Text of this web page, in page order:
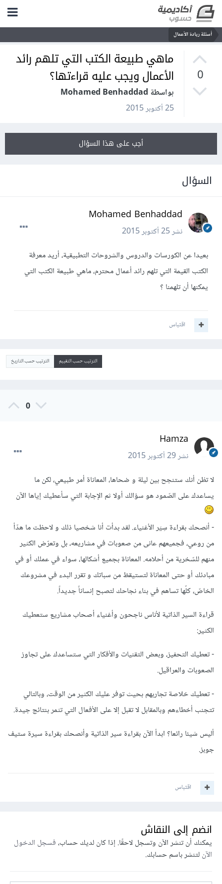
أسئلة ريادة الأعمال
0
ماهي طبيعة الكتب التي تلهم رائد
الأعمال ويجب عليه قراءتها؟
بواسطة Mohamed Benhaddad
25 أكتوبر 2015
أجب على هذا السؤال
السؤال
Mohamed Benhaddad
نشر25 أكتوبر 2015
بعيدا عن الكورسات والدروس والشروحات التطبيقية، أريد معرفة
الكتب القيمة التي تلهم رائد أعمال محترم، ماهي طبيعة الكتب التي
يمكنها أن تلهمنا ؟
اقتباس
الترتيب حسب التقييم الترتيب حسب التاريخ
0
Hamza
نشر29 أكتوبر 2015
لا تظن أنك ستنجح بين ليلة و ضحاها، المعاناة أمر طبيعي، لكن ما
يساعدك على الصّمود هو سؤالك أولا ثم الإجابة التي سأعطيك إياها الآن
- أنصحك بقراءة سِيَر الأغنياء. لقد بدأت أنا شخصيا ذلك و لاحظت ما هدّأ
من روعي، فجميعهم عانى من صعوبات في مشاريعه، بل وتعرّض الكثير
منهم للسّخرية من أحلامه. المعاناة بجميع أشكالها، سواء في عملك أو في
مبادئك أو حتى المعاناة لتستيقظ من سباتك و تقرر البدء في مشروعك
الخاصّ، كلّها تساهم في بناء نجاحك لتصبح إنساناً جديداً.
قراءة السير الذاتية لأناس ناجحون وأغنياء أصحاب مشاريع ستعطيك
الكثير:
- تعطيك التحفيز، وبعض التقنيات والأفكار التي ستساعدك على تجاوز
الصعوبات والعراقيل.
- تعطيك خلاصة تجاربهم بحيث توفر عليك الكثير من الوقت، وبالتالي
تتجنب أخطاءهم وبالمقابل لا تقبل إلا على الأفعال التي تثمر بنتائج جيدة.
أليس شيئا رائعا؟ ابدأ الآن بقراءة سير الذاتية وأنصحك بقراءة سيرة ستيف
جوبز.
اقتباس
انضم إلى النقاش
يمكنك أن تنشر الآن وتسجل لاحقًا. إذا كان لديك حساب،فسجل الدخول
الآنلتنشر باسم حسابك.